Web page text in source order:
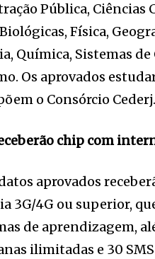
Pública, Ciências
Física,
Química, Sistemas
Os aprovados
o Consórcio Cederj.
chip com
aprovados
3G/4G ou superior,
de aprendizagem,
ilimitadas e 30